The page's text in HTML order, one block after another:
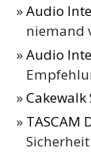
Audio
niemand
Audio
Cakewalk
TASCAM
Sicherheit